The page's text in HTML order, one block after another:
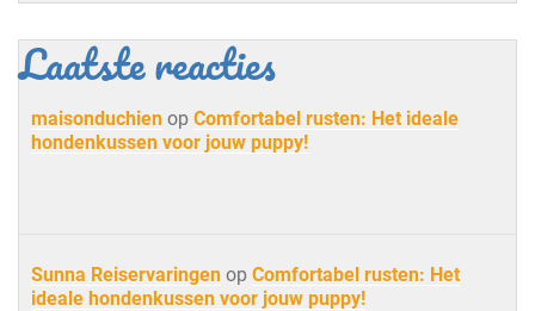
Laatste reacties
maisonduchien op Comfortabel rusten: Het ideale
hondenkussen voor jouw puppy!
Sunna Reiservaringen op Comfortabel rusten: Het
ideale hondenkussen voor jouw puppy!